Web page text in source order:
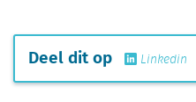
Deel dit op Linkedin